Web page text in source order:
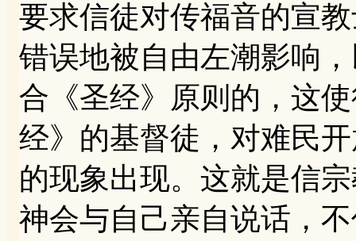
要求信徒对传福音的宣
错误地被自由左潮影响
合《圣经》原则的，这
经》的基督徒，对难民
的现象出现。这就是信
神会与自己亲自说话，